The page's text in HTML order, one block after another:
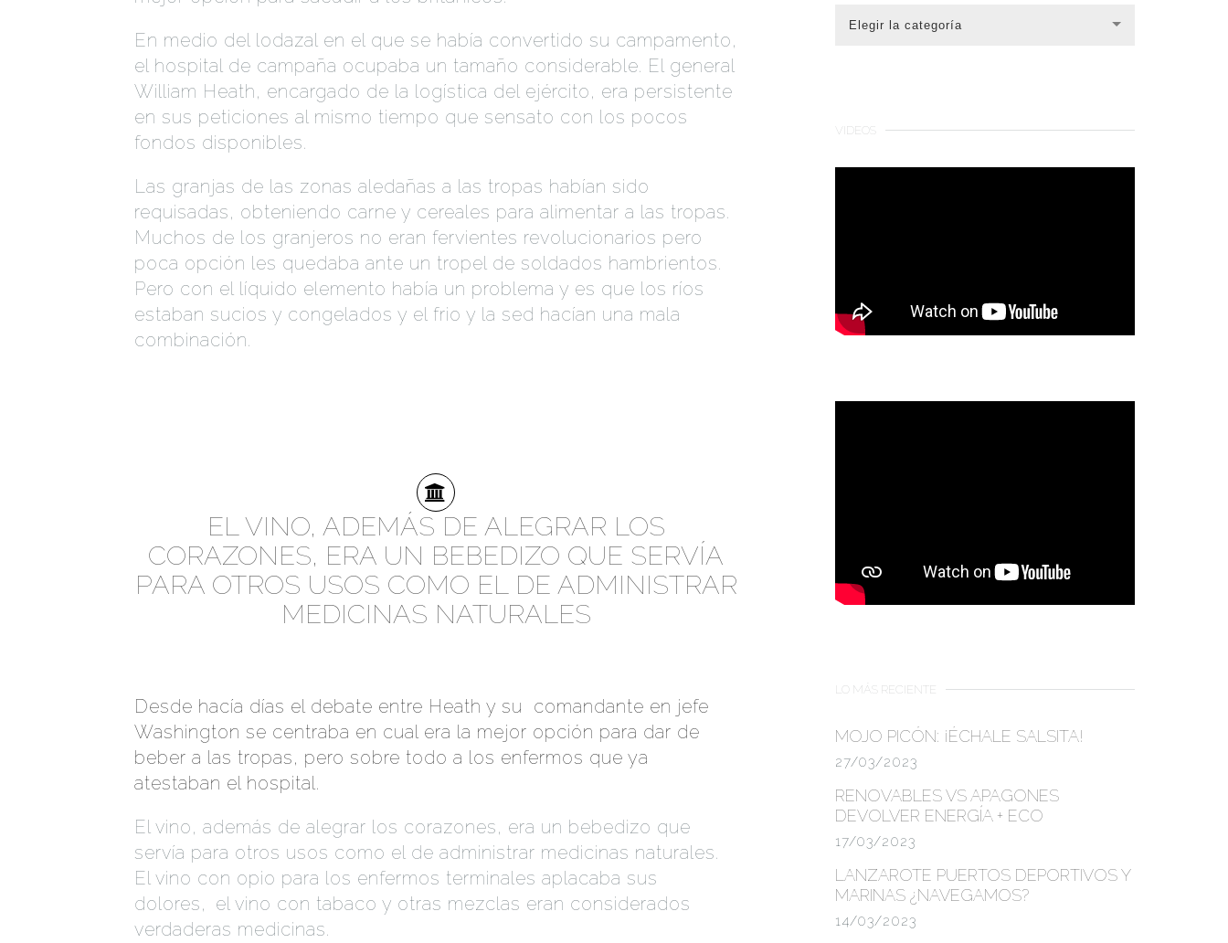
En medio del lodazal en el que se había convertido su campamento,
el hospital de campaña ocupaba un tamaño considerable. El general
William Heath, encargado de la logística del ejército, era persistente
en sus peticiones al mismo tiempo que sensato con los pocos
fondos disponibles.
Las granjas de las zonas aledañas a las tropas habían sido
requisadas, obteniendo carne y cereales para alimentar a las tropas.
Muchos de los granjeros no eran fervientes revolucionarios pero
poca opción les quedaba ante un tropel de soldados hambrientos.
Pero con el líquido elemento había un problema y es que los ríos
estaban sucios y congelados y el frio y la sed hacían una mala
combinación.
EL VINO, ADEMÁS DE ALEGRAR LOS
CORAZONES, ERA UN BEBEDIZO QUE SERVÍA
PARA OTROS USOS COMO EL DE ADMINISTRAR
MEDICINAS NATURALES
Desde hacía días el debate entre Heath y su comandante en jefe
Washington se centraba en cual era la mejor opción para dar de
beber a las tropas, pero sobre todo a los enfermos que ya
atestaban el hospital.
El vino, además de alegrar los corazones, era un bebedizo que
servía para otros usos como el de administrar medicinas naturales.
El vino con opio para los enfermos terminales aplacaba sus
dolores, el vino con tabaco y otras mezclas eran considerados
verdaderas medicinas.
Elegir la categoría
VIDEOS
LO MÁS RECIENTE
MOJO PICÓN: ¡ÉCHALE SALSITA!
27/03/2023
RENOVABLES VS APAGONES
DEVOLVER ENERGÍA + ECO
17/03/2023
LANZAROTE PUERTOS DEPORTIVOS Y
MARINAS¿NAVEGAMOS?
14/03/2023